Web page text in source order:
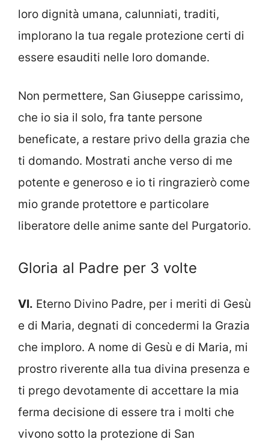
loro dignità umana, calunniati, traditi,
implorano la tua regale protezione certi di
essere esauditi nelle loro domande.
Non permettere, San Giuseppe carissimo,
che io sia il solo, fra tante persone
beneficate, a restare privo della grazia che
ti domando. Mostrati anche verso di me
potente e generoso e io ti ringrazierò come
mio grande protettore e particolare
liberatore delle anime sante del Purgatorio.
Gloria al Padre per 3 volte
VI. Eterno Divino Padre, per i meriti di Gesù
e di Maria, degnati di concedermi la Grazia
che imploro. A nome di Gesù e di Maria, mi
prostro riverente alla tua divina presenza e
ti prego devotamente di accettare la mia
ferma decisione di essere tra i molti che
vivono sotto la protezione di San